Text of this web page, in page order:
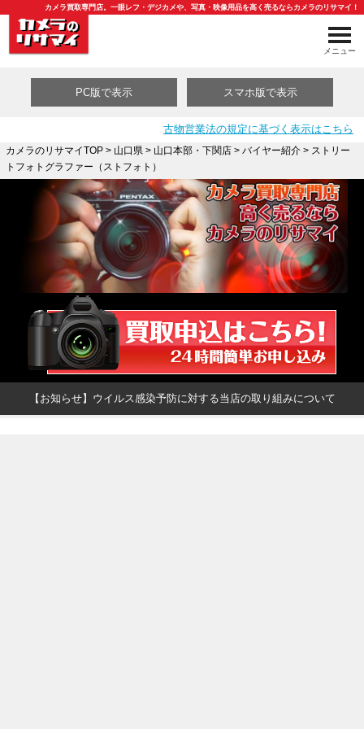
カメラ買取専門店。一眼レフ・デジカメや、写真・映像用品を高く売るならカメラのリサマイ！
メニュー
PC版で表示 スマホ版で表示
古物営業法の規定に基づく表示はこちら
カメラのリサマイTOP> 山口県 > 山口本部・下関店> バイヤー紹介> ストリー
トフォトグラファー（ストフォト）
【お知らせ】ウイルス感染予防に対する当店の取り組みについて